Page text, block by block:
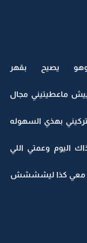
يصيح بقهر
ماعطيتيني مجال
بهذي السهوله
اليوم وعمتي اللي
معي كذا ليشششش